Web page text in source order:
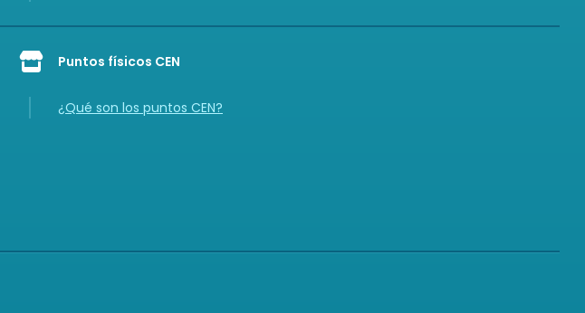
Icon of store
Puntos físicos CEN
¿Qué son los puntos CEN?